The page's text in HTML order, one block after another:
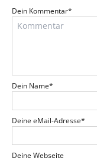
Dein Kommentar*
Dein Name*
Deine eMail-Adresse*
Deine Webseite